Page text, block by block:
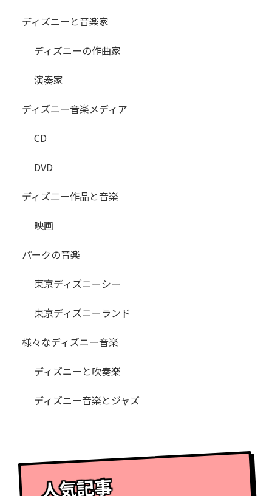
ディズニーと音楽家
ディズニーの作曲家
演奏家
ディズニー音楽メディア
CD
DVD
ディズ二ー作品と音楽
映画
パークの音楽
東京ディズニーシー
東京ディズニーランド
様々なディズニー音楽
ディズニーと吹奏楽
ディズニー音楽とジャズ
人気記事